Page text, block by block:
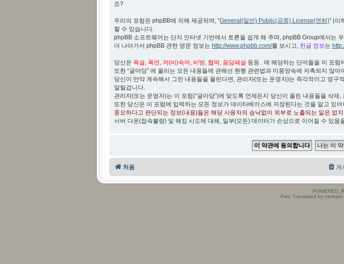
죠?
우리의 포럼은 phpBB에 의해 제공되며, “General(일반) Public(공중) License(면허)” (이
할 수 있습니다.
phpBB 소프트웨어는 단지 인터넷 기반에서 토론을 쉽게 해 주며, phpBB Group에서는
더 나아가서 phpBB 관한 영문 정보는 http://www.phpbb.com/를 보시고, 한글 정보는
당신은 욕설, 폭언, 저(비)속어, 비방, 협박, 음담패설 등등.. 에 해당하는 단어들을 이 포럼
또한 “글마당” 에 올리는 모든 내용들에 관해선 현행 관련법과 미풍양속에 저촉되지 않
당신이 만약 계속해서 그런 내용들을 올린다면, 관리자(또는 운영자)는 즉각적이고 영
알릴겁니다.
관리자(또는 운영자)는 이 포럼(“글마당”)에 맞도록 언제든지 당신이 올린 내용들을 삭
또한 당신은 이 포럼에 입력하는 모든 정보가 데이타베이스에 저장된다는 것을 알고 있
중요하다고 판단되는 정보(내용)들은 해당 사용자의 승낙없이 외부로 노출되는 일은 없
서버 다운(접속불량) 및 해킹 시도에 대해, 일부(모든) 데이터가 손상으로 이어질 수 있음
처음 게
Free Translated by